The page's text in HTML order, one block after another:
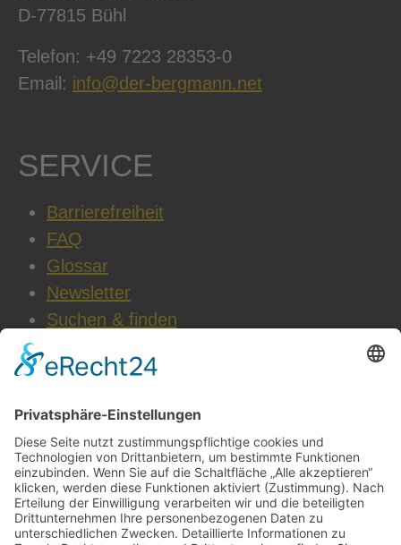
D-77815 Bühl
Telefon: +49 7223 28353-0
Email: info@der-bergmann.net
SERVICE
Barrierefreiheit
FAQ
Glossar
Newsletter
Suchen & finden
WEITERE INFOS
Datenschutz
Impressum
AGB
Cookie-Einstellungen